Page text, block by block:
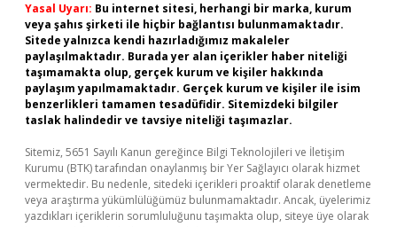
Yasal Uyarı: Bu internet sitesi, herhangi bir marka, kurum
veya şahıs şirketi ile hiçbir bağlantısı bulunmamaktadır.
Sitede yalnızca kendi hazırladığımız makaleler
paylaşılmaktadır. Burada yer alan içerikler haber niteliği
taşımamakta olup, gerçek kurum ve kişiler hakkında
paylaşım yapılmamaktadır. Gerçek kurum ve kişiler ile isim
benzerlikleri tamamen tesadüfidir. Sitemizdeki bilgiler
taslak halindedir ve tavsiye niteliği taşımazlar.
Sitemiz, 5651 Sayılı Kanun gereğince Bilgi Teknolojileri ve İletişim
Kurumu (BTK) tarafından onaylanmış bir Yer Sağlayıcı olarak hizmet
vermektedir. Bu nedenle, sitedeki içerikleri proaktif olarak denetleme
veya araştırma yükümlülüğümüz bulunmamaktadır. Ancak, üyelerimiz
yazdıkları içeriklerin sorumluluğunu taşımakta olup, siteye üye olarak